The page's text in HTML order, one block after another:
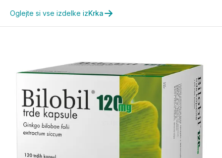
Oglejte si vse izdelke izKrka